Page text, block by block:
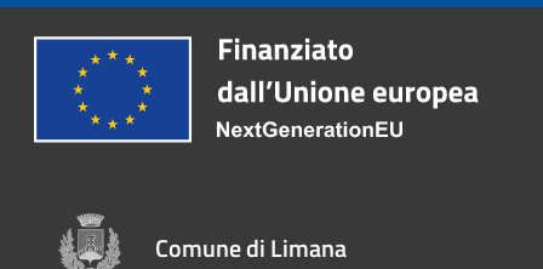
Comune di Limana